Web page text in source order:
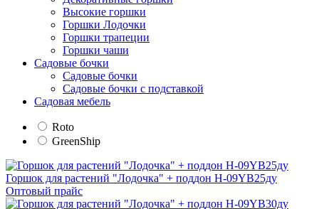
Высокие горшки
Горшки Лодочки
Горшки трапеции
Горшки чаши
Садовые бочки
Садовые бочки
Садовые бочки с подставкой
Садовая мебель
Roto
GreenShip
Горшок для растений "Лодочка" + поддон H-09YB25ду
Оптовый прайс